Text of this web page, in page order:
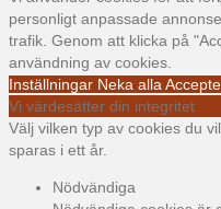
personligt anpassade
trafik. Genom att klicka på
användning av cookies.
Inställningar Neka alla
Vi värdesätter din integritet
Välj vilken typ av cookies du
sparas i ett år.
Nödvändiga